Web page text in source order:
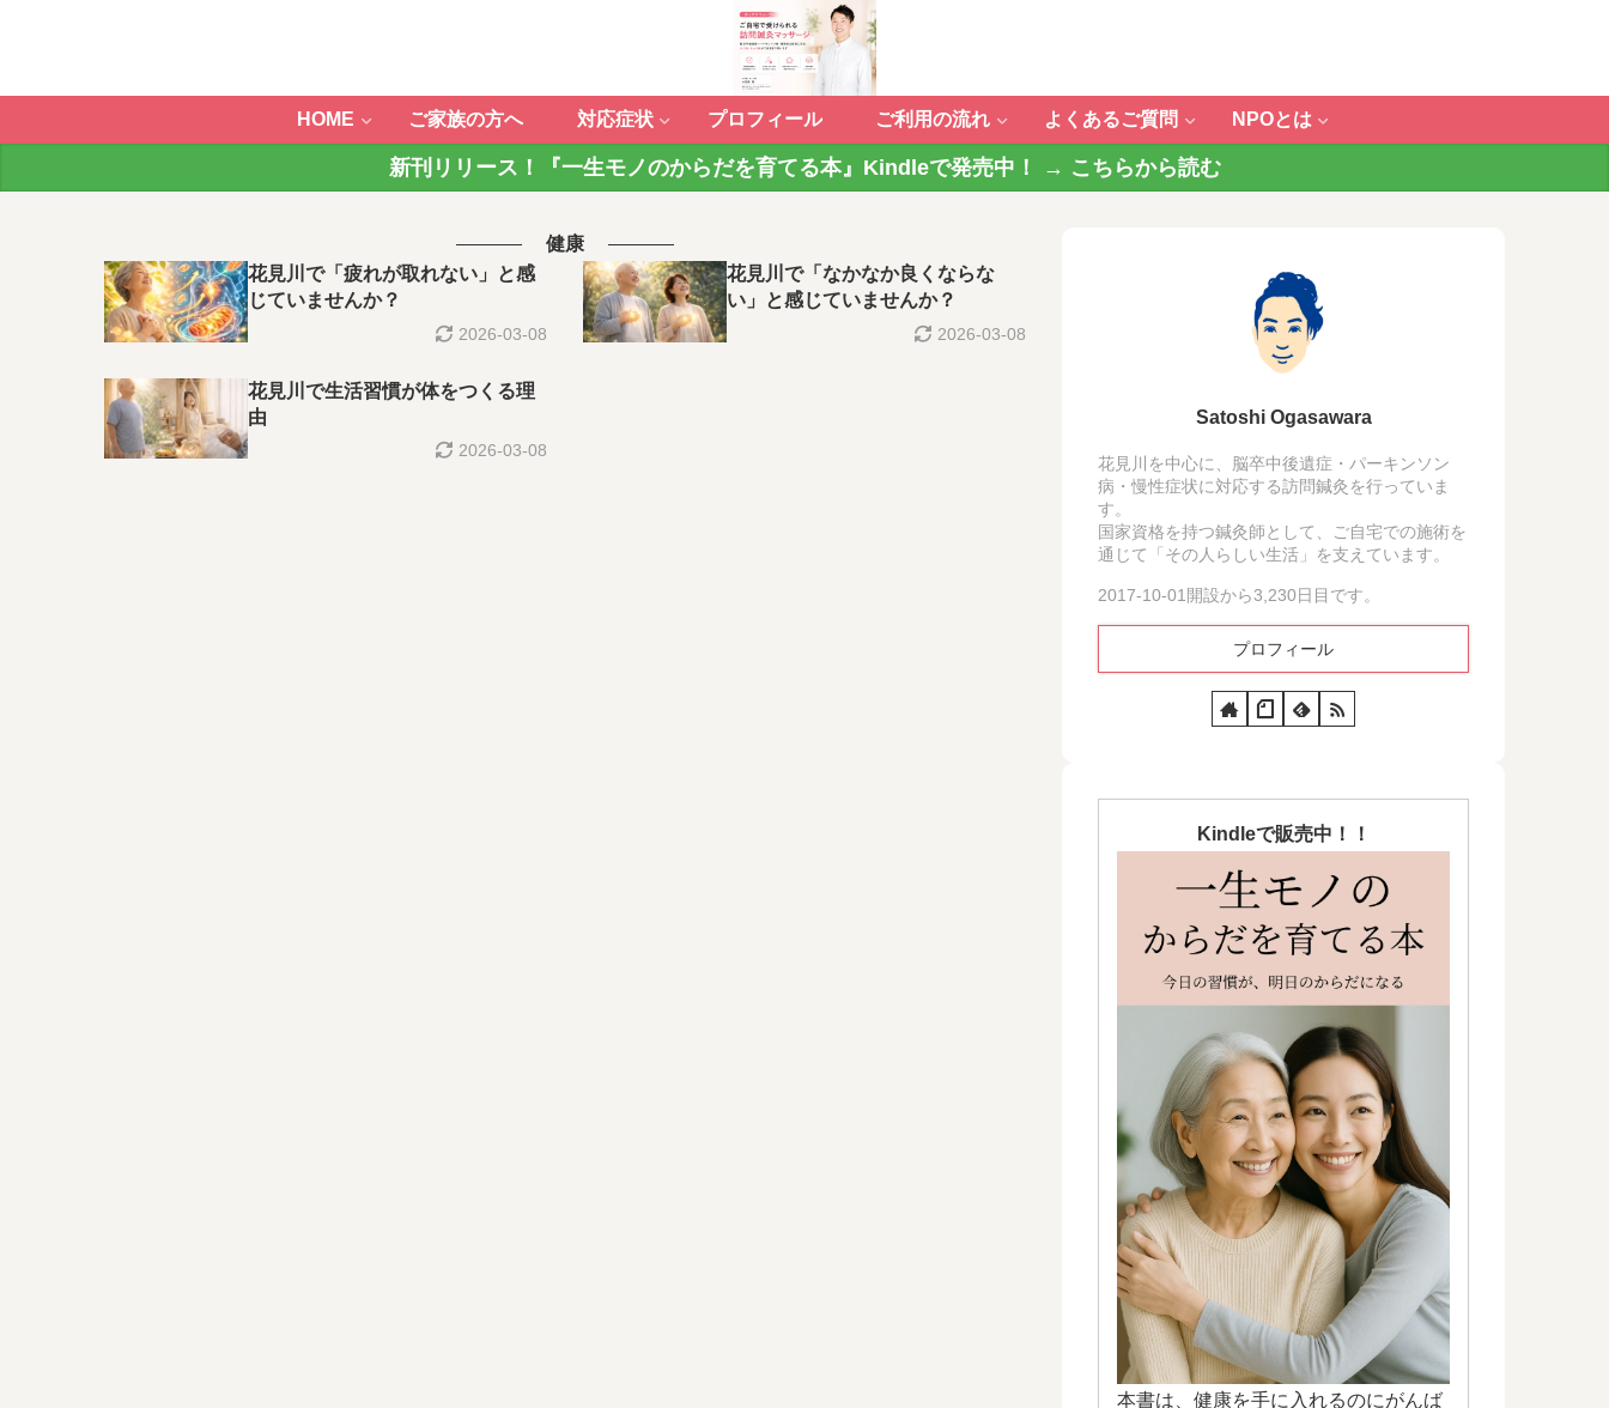
HOME ご家族の方へ 対応症状 プロフィール ご利用の流れ よくあるご質問 NPOとは
新刊リリース！『一生モノのからだを育てる本』Kindleで発売中！ → こちらから読む
健康
花見川で「疲れが取れない」と感
じていませんか？
2026-03-08
花見川で「なかなか良くならな
い」と感じていませんか？
2026-03-08
花見川で生活習慣が体をつくる理
由
2026-03-08
Satoshi Ogasawara
花見川を中心に、脳卒中後遺症・パーキンソン
病・慢性症状に対応する訪問鍼灸を行っていま
す。
国家資格を持つ鍼灸師として、ご自宅での施術を
通じて「その人らしい生活」を支えています。
2017-10-01開設から3,230日目です。
プロフィール
Kindleで販売中！！
本書は、健康を手に入れるのにがんば